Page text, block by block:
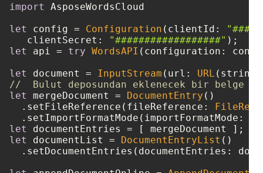
import
AsposeWordsCloud
let
config = Configuration (clientId:
   clientSecret:
"##################"
let
api = try WordsAPI (configuration:
let
document = InputStream (url: URL
//  Bulut deposundan eklenecek bir belge
let
mergeDocument = DocumentEntry ()
  .setFileReference(fileReference:
  .setImportFormatMode(importFormatMode:
let
documentEntries =
let
documentList = DocumentEntryList ()
.setDocumentEntries(documentEntries: